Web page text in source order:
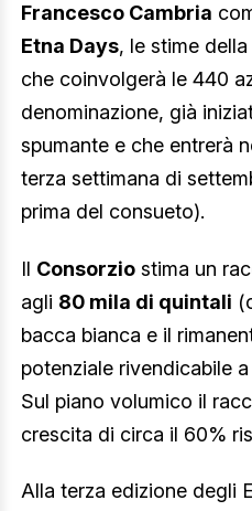
Francesco Cambria
Etna Days, le stime
che coinvolgerà le 440
denominazione, già
spumante e che entrerà
terza settimana di
prima del consueto).
Il Consorzio stima un
agli 80 mila di quintali
bacca bianca e il
potenziale rivendicabile
Sul piano volumico il
crescita di circa il 60%
Alla terza edizione degli